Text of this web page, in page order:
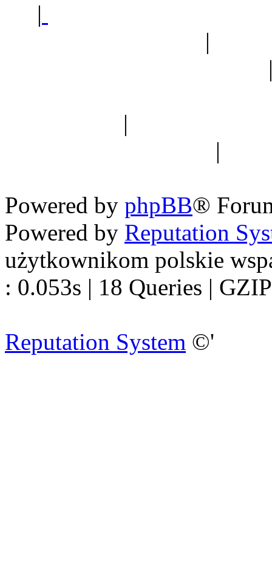
|
|
|
|
Powered by phpBB®
Powered by Reputation
użytkownikom polskie
: 0.053s | 18 Queries |
Reputation System ©'